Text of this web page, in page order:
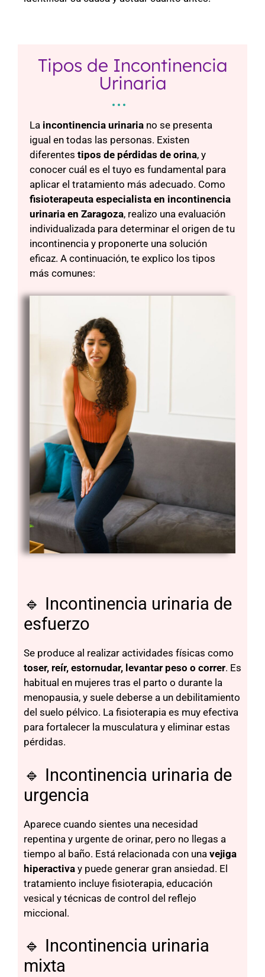
Tipos de Incontinencia
Urinaria
La incontinencia urinaria no se presenta
igual en todas las personas. Existen
diferentes tipos de pérdidas de orina, y
conocer cuál es el tuyo es fundamental para
aplicar el tratamiento más adecuado. Como
fisioterapeuta especialista en incontinencia
urinaria en Zaragoza, realizo una evaluación
individualizada para determinar el origen de tu
incontinencia y proponerte una solución
eficaz. A continuación, te explico los tipos
más comunes:
🔹 Incontinencia urinaria de
esfuerzo
Se produce al realizar actividades físicas como
toser, reír, estornudar, levantar peso o correr. Es
habitual en mujeres tras el parto o durante la
menopausia, y suele deberse a un debilitamiento
del suelo pélvico. La fisioterapia es muy efectiva
para fortalecer la musculatura y eliminar estas
pérdidas.
🔹 Incontinencia urinaria de
urgencia
Aparece cuando sientes una necesidad
repentina y urgente de orinar, pero no llegas a
tiempo al baño. Está relacionada con una vejiga
hiperactiva y puede generar gran ansiedad. El
tratamiento incluye fisioterapia, educación
vesical y técnicas de control del reflejo
miccional.
🔹 Incontinencia urinaria
mixta